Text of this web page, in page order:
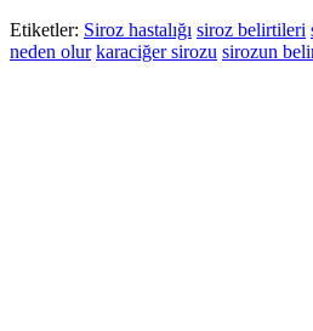
Etiketler: Siroz hastalığı siroz belirtileri
neden olur karaciğer sirozu sirozun